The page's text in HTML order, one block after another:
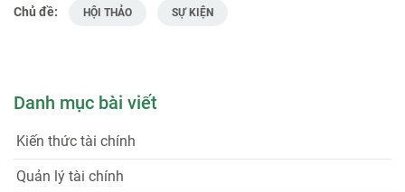
Chủ đề: HỘI THẢO SỰ KIỆN
Danh mục bài viết
Kiến thức tài chính
Quản lý tài chính